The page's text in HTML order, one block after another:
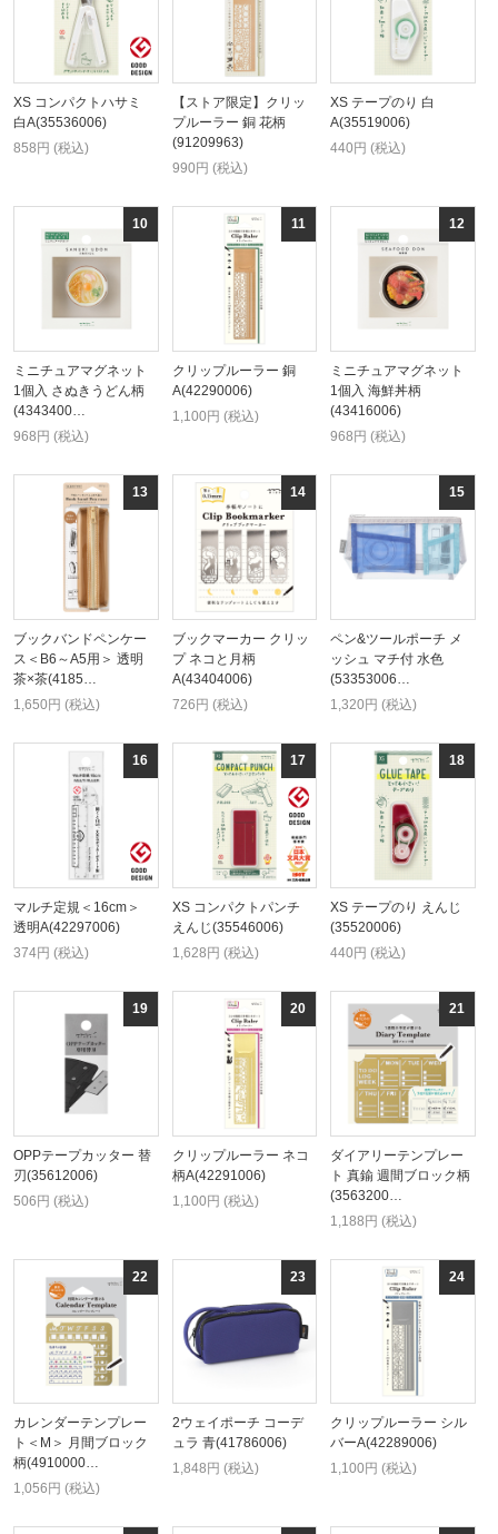
XS コンパクトハサミ
白A(35536006)
858円 (税込)
【ストア限定】クリッ
プルーラー 銅 花柄
(91209963)
990円 (税込)
XS テープのり 白
A(35519006)
440円 (税込)
ミニチュアマグネット
1個入 さぬきうどん柄
(4343400…
968円 (税込)
クリップルーラー 銅
A(42290006)
1,100円 (税込)
ミニチュアマグネット
1個入 海鮮丼柄
(43416006)
968円 (税込)
ブックバンドペンケー
ス＜B6～A5用＞ 透明
茶×茶(4185…
1,650円 (税込)
ブックマーカー クリッ
プ ネコと月柄
A(43404006)
726円 (税込)
ペン&ツールポーチ メ
ッシュ マチ付 水色
(53353006…
1,320円 (税込)
マルチ定規＜16cm＞
透明A(42297006)
374円 (税込)
XS コンパクトパンチ
えんじ(35546006)
1,628円 (税込)
XS テープのり えんじ
(35520006)
440円 (税込)
OPPテープカッター 替
刃(35612006)
506円 (税込)
クリップルーラー ネコ
柄A(42291006)
1,100円 (税込)
ダイアリーテンプレー
ト 真鍮 週間ブロック柄
(3563200…
1,188円 (税込)
カレンダーテンプレー
ト＜M＞ 月間ブロック
柄(4910000…
1,056円 (税込)
2ウェイポーチ コーデ
ュラ 青(41786006)
1,848円 (税込)
クリップルーラー シル
バーA(42289006)
1,100円 (税込)